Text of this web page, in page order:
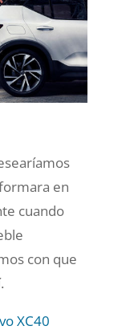
en
cuando
con que
XC40